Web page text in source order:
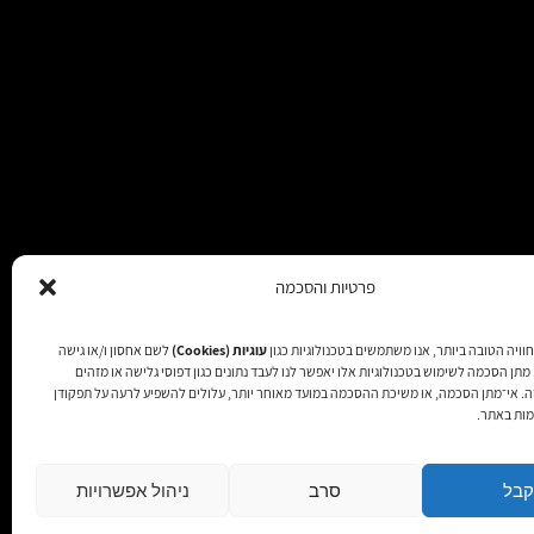
פרטיות והסכמה
הטובה ביותר, אנו משתמשים בטכנולוגיות כגוןעוגיות (Cookies)
לשם אחסון ו/או גישה
הסכמה לשימוש בטכנולוגיות אלו יאפשר לנו לעבד נתונים כגון דפוסי גלישה או מזהים
זה. אי־מתן הסכמה, או משיכת ההסכמה במועד מאוחר יותר, עלולים להשפיע לרעה על תפקודן
באתר.
קבל סרב ניהול אפשרויות
שמורות 2025